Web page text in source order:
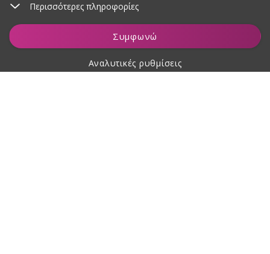
Περισσότερες πληροφορίες
Συμφωνώ
Αναλυτικές ρυθμίσεις
Προσθήκη στο καλάθι